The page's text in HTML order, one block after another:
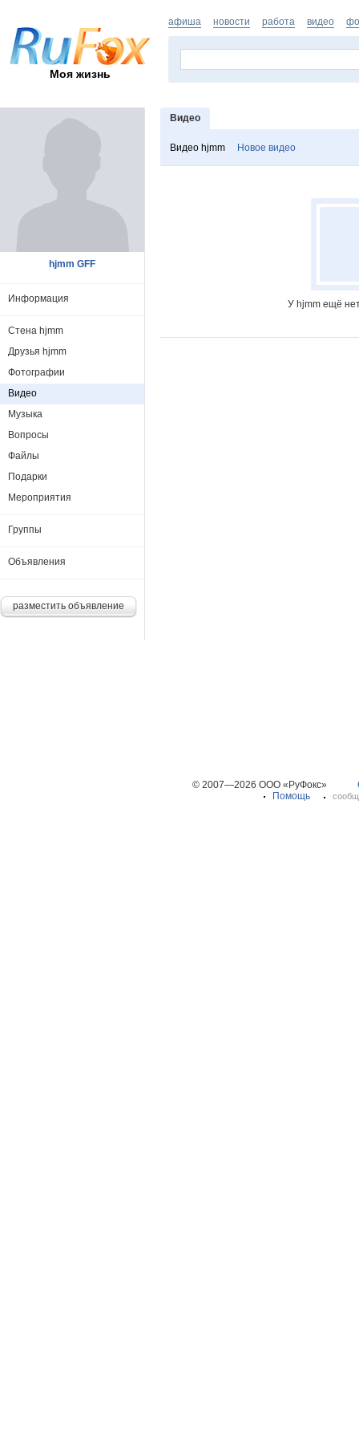
Моя жизнь
афиша новости работа видео
Видео
Видео hjmm Новое видео
У hjmm ещё
hjmm GFF
Информация
Стена hjmm
Друзья hjmm
Фотографии
Видео
Музыка
Вопросы
Файлы
Подарки
Мероприятия
Группы
Объявления
разместить объявление
© 2007—2026 ООО «РуФокс»
Помощь